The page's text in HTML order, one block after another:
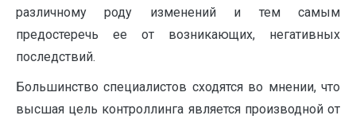
различному роду изменений и тем самым
предостеречь ее от возникающих, негативных
последствий.
Большинство специалистов сходятся во мнении, что
высшая цель контроллинга является производной от